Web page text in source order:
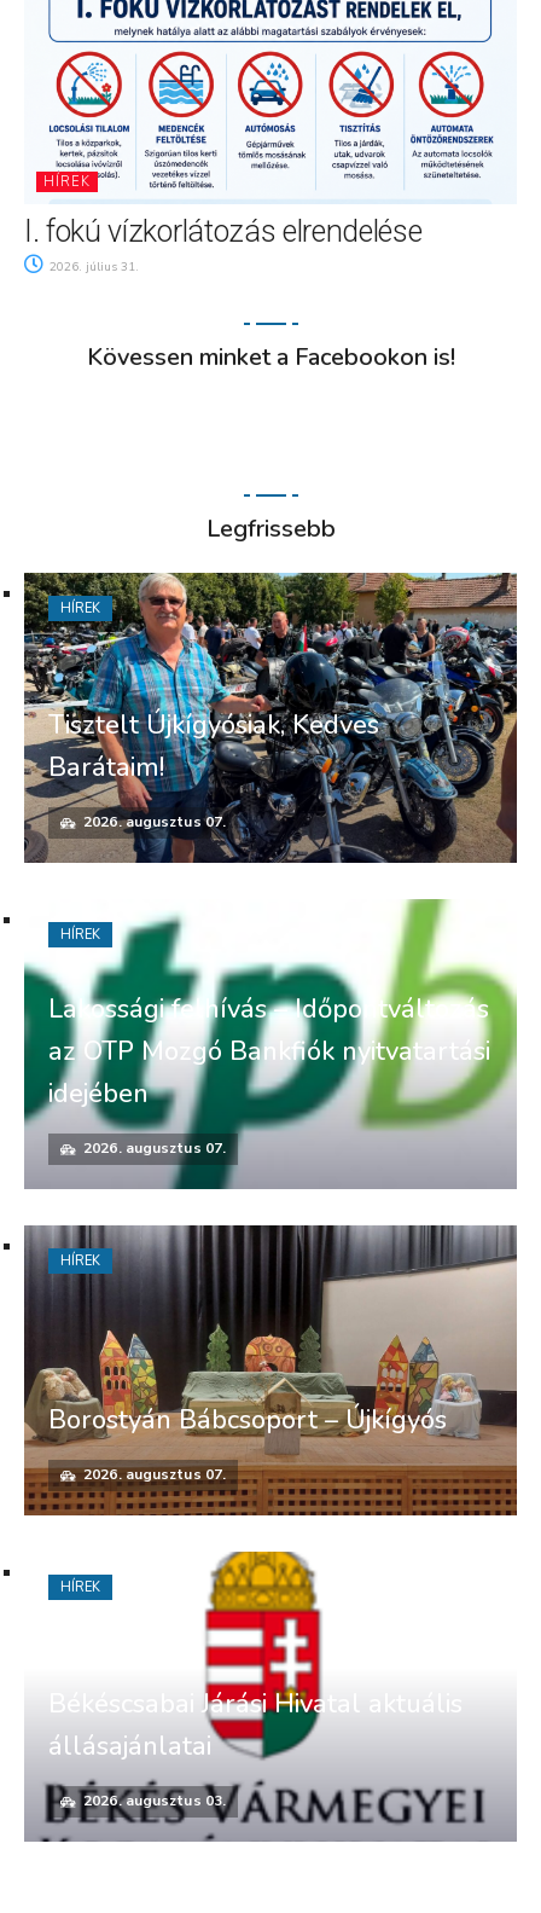
HÍREK
I. fokú vízkorlátozás elrendelése
2026. július 31.
Kövessen minket a Facebookon is!
Legfrissebb
Tisztelt Újkígyósiak, Kedves
Barátaim!
2026. augusztus 07.
HÍREK
Lakossági felhívás – Időpontváltozás
az OTP Mozgó Bankfiók nyitvatartási
idejében
2026. augusztus 07.
HÍREK
Borostyán Bábcsoport – Újkígyós
2026. augusztus 07.
HÍREK
Békéscsabai Járási Hivatal aktuális
állásajánlatai
2026. augusztus 03.
HÍREK